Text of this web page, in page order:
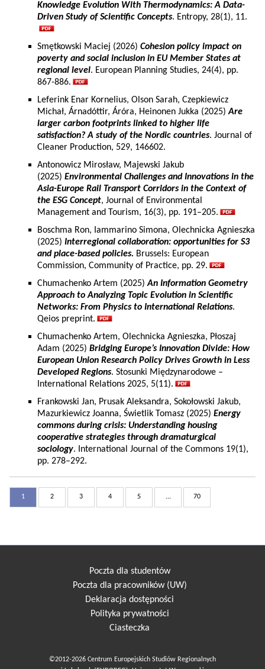
Knowledge Evolution With Thermodynamics: A Data-
Driven Study of Scientific Concepts. Entropy, 28(1), 11.
Smętkowski Maciej (2026) Cohesion policy impact on
poverty and social inclusion in EU Member States at
regional level. European Planning Studies, 24(4), pp.
867-886.
Leferink Enar Kornelius, Olson Sarah, Czepkiewicz
Michał, Árnadóttir, Áróra, Heinonen Jukka (2025)Are
larger carbon footprints linked to higher life
satisfaction? A study of the Nordic countries. Journal of
Cleaner Production, 529, 146602.
Antonowicz Mirosław, Majewski Jakub
(2025) Environmental Challenges and Innovations in the
Asia-Europe Rail Transport Corridors in the Context of
the ESG Concept, Journal of Environmental
Management and Tourism, 16(3), pp. 191–205.
Boschma Ron, Iammarino Simona, Olechnicka Agnieszka
(2025) Interregional collaboration: opportunities for S3
and place-based policies. Brussels: European
Commission, Community of Practice, pp. 29.
Chumachenko Artem (2025)An Information Geometry
Approach to Analyzing Topic Evolution in Scientific
Networks: From Physics to International Relations.
Qeios preprint.
Chumachenko Artem, Olechnicka Agnieszka, Płoszaj
Adam (2025) Bridging Europe’s Innovation Divide: How
European Union Research Policy Drives Growth in Less
Developed Regions. Stosunki Międzynarodowe –
International Relations 2025, 5(11).
Frankowski Jan, Prusak Aleksandra, Sokołowski Jakub,
Mazurkiewicz Joanna, Świetlik Tomasz (2025) Energy
commons during crisis: Understanding housing
cooperative strategies through dramaturgical
sociology. International Journal of the Commons 19(1),
pp. 278–292.
1 2 3 4 5 ... 70
Poczta dla studentów
Poczta dla pracowników (UW)
Deklaracja dostępności
Polityka prywatności
Ciasteczka
©2012-2026 Centrum Europejskich Studiów Regionalnych